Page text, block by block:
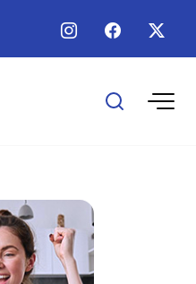
superam metas do IDEB